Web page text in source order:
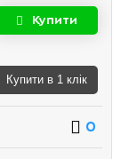
Купити
Купити в 1 клік
0